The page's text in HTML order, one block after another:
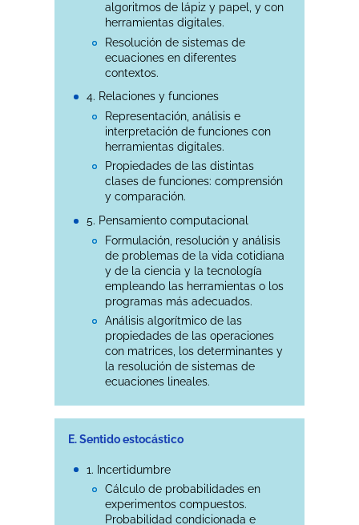
algoritmos de lápiz y papel, y con
herramientas digitales.
Resolución de sistemas de
ecuaciones en diferentes
contextos.
4. Relaciones y funciones
Representación, análisis e
interpretación de funciones con
herramientas digitales.
Propiedades de las distintas
clases de funciones: comprensión
y comparación.
5. Pensamiento computacional
Formulación, resolución y análisis
de problemas de la vida cotidiana
y de la ciencia y la tecnología
empleando las herramientas o los
programas más adecuados.
Análisis algorítmico de las
propiedades de las operaciones
con matrices, los determinantes y
la resolución de sistemas de
ecuaciones lineales.
E. Sentido estocástico
1. Incertidumbre
Cálculo de probabilidades en
experimentos compuestos.
Probabilidad condicionada e